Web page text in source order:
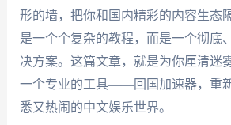
形的墙，把你和国内精彩的内容生态
是一个个复杂的教程，而是一个彻底
决方案。这篇文章，就是为你厘清迷
一个专业的工具——回国加速器，重
悉又热闹的中文娱乐世界。